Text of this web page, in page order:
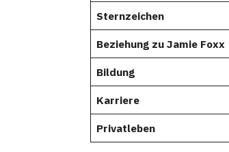
Sternzeichen
Beziehung zu Jamie Foxx
Bildung
Karriere
Privatleben